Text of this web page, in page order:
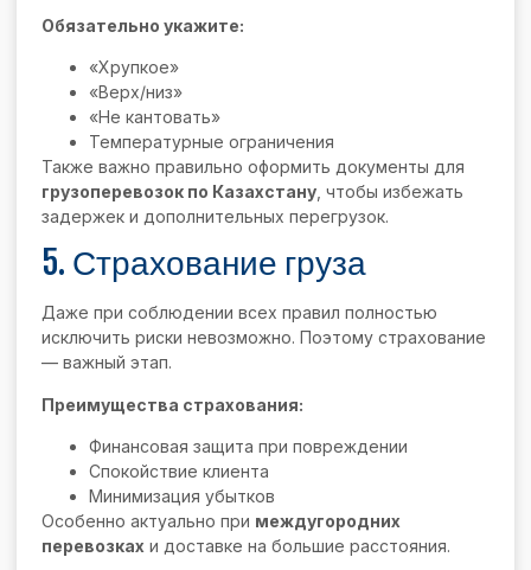
Обязательно укажите:
«Хрупкое»
«Верх/низ»
«Не кантовать»
Температурные ограничения
Также важно правильно оформить документы для
грузоперевозок по Казахстану , чтобы избежать
задержек и дополнительных перегрузок.
5. Страхование груза
Даже при соблюдении всех правил полностью
исключить риски невозможно. Поэтому страхование
— важный этап.
Преимущества страхования:
Финансовая защита при повреждении
Спокойствие клиента
Минимизация убытков
Особенно актуально при междугородних
перевозках и доставке на большие расстояния.